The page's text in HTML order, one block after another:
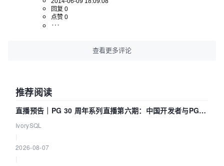
回复 0
点赞 0
查看更多评论
推荐阅读
直播预告｜PG 30 周年系列直播第六期：中国开发者与PG内
核——我们改得动吗？我们贡献了什么？
IvorySQL
2026-08-07